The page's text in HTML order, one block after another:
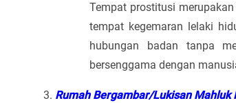
Tempat prostitusi
tempat kegemaran lelaki
hubungan badan tanpa
bersenggama dengan
Rumah Bergambar/Lukisan Mahluk